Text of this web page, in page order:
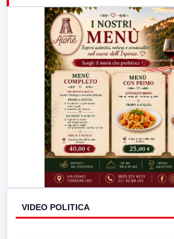
VIDEO POLITICA